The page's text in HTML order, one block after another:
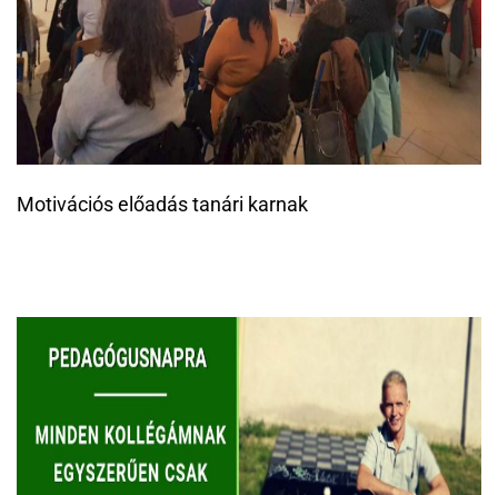
Motivációs előadás tanári karnak